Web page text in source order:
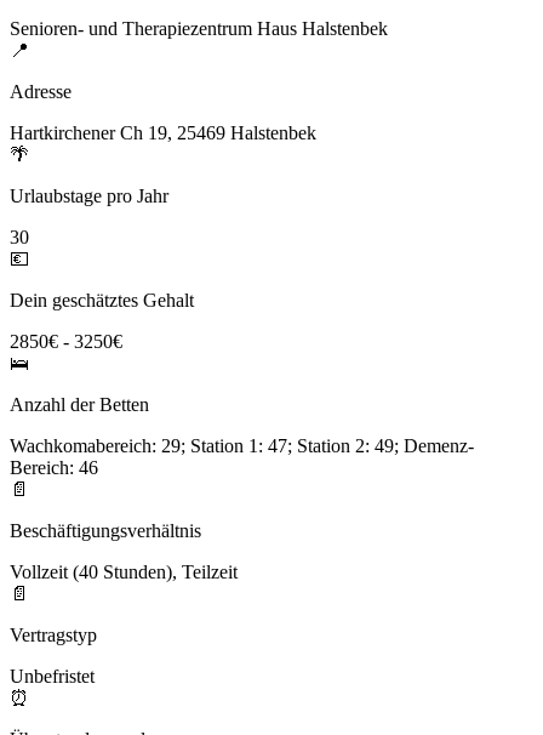
Senioren- und Therapiezentrum Haus Halstenbek
📍
Adresse
Hartkirchener Ch 19, 25469 Halstenbek
🌴
Urlaubstage pro Jahr
30
💶
Dein geschätztes Gehalt
2850€ - 3250€
🛌
Anzahl der Betten
Wachkomabereich: 29; Station 1: 47; Station 2: 49; Demenz-
Bereich: 46
📄
Beschäftigungsverhältnis
Vollzeit (40 Stunden), Teilzeit
📄
Vertragstyp
Unbefristet
⏰